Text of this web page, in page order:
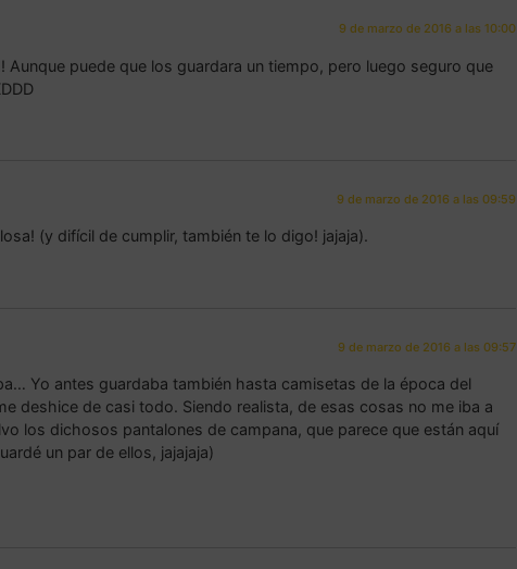
9 de marzo de 2016 a las 10:00
Aunque puede que los guardara un tiempo, pero luego seguro que
9 de marzo de 2016 a las 09:59
(y difícil de cumplir, también te lo digo! jajaja).
9 de marzo de 2016 a las 09:57
Yo antes guardaba también hasta camisetas de la época del
deshice de casi todo. Siendo realista, de esas cosas no me iba a
los dichosos pantalones de campana, que parece que están aquí
un par de ellos, jajajaja)